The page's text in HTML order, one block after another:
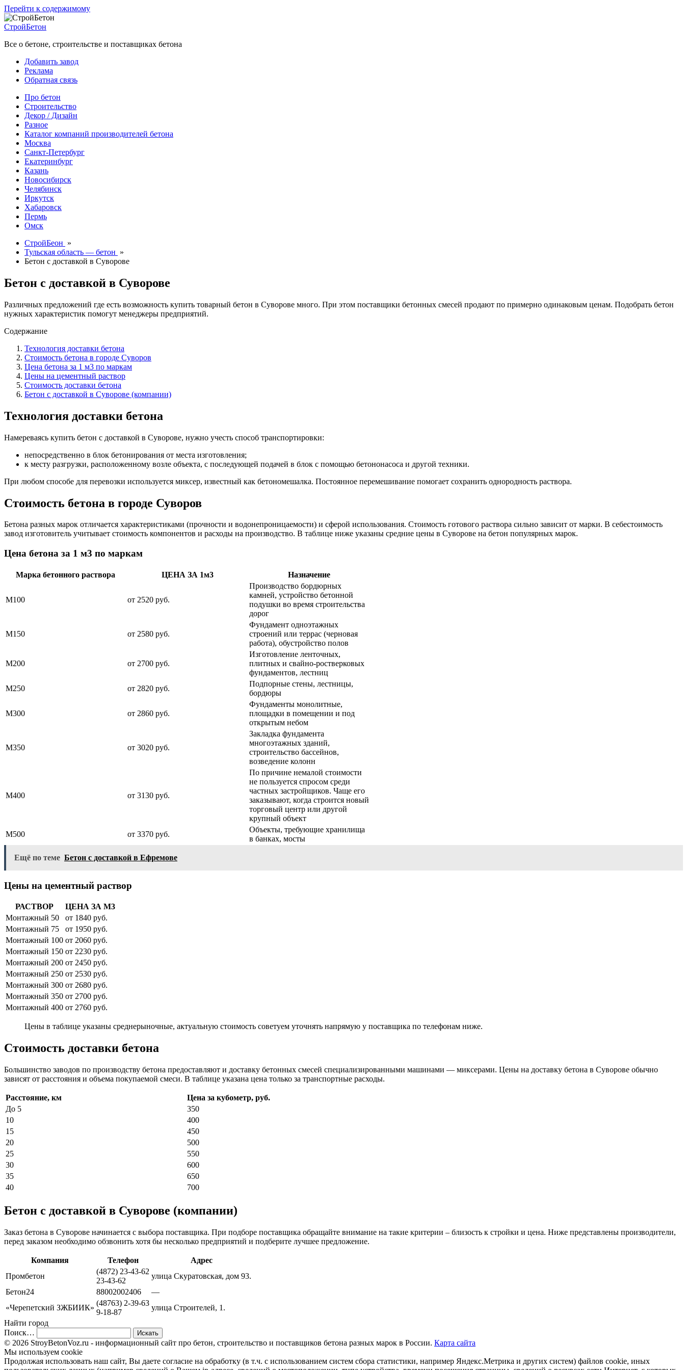
Перейти к содержимому
СтройБетон
Все о бетоне, строительстве и поставщиках бетона
Добавить завод
Реклама
Обратная связь
Про бетон
Строительство
Декор / Дизайн
Разное
Каталог компаний производителей бетона
Москва
Санкт-Петербург
Екатеринбург
Казань
Новосибирск
Челябинск
Иркутск
Хабаровск
Пермь
Омск
СтройБеон »
Тульская область — бетон »
Бетон с доставкой в Суворове
Бетон с доставкой в Суворове
Различных предложений где есть возможность купить товарный бетон в Суворове много. При этом поставщики бетонных смесей продают по примерно одинаковым ценам. Подобрать бетон
нужных характеристик помогут менеджеры предприятий.
Содержание
Технология доставки бетона
Стоимость бетона в городе Суворов
Цена бетона за 1 м3 по маркам
Цены на цементный раствор
Стоимость доставки бетона
Бетон с доставкой в Суворове (компании)
Технология доставки бетона
Намереваясь купить бетон с доставкой в Суворове, нужно учесть способ транспортировки:
непосредственно в блок бетонирования от места изготовления;
к месту разгрузки, расположенному возле объекта, с последующей подачей в блок с помощью бетононасоса и другой техники.
При любом способе для перевозки используется миксер, известный как бетономешалка. Постоянное перемешивание помогает сохранить однородность раствора.
Стоимость бетона в городе Суворов
Бетона разных марок отличается характеристиками (прочности и водонепроницаемости) и сферой использования. Стоимость готового раствора сильно зависит от марки. В себестоимость
завод изготовитель учитывает стоимость компонентов и расходы на производство. В таблице ниже указаны средние цены в Суворове на бетон популярных марок.
Цена бетона за 1 м3 по маркам
Марка бетонного раствора ЦЕНА ЗА 1м3 Назначение
М100 от 2520 руб.
Производство бордюрных
камней, устройство бетонной
подушки во время строительства
дорог
М150 от 2580 руб.
Фундамент одноэтажных
строений или террас (черновая
работа), обустройство полов
М200 от 2700 руб.
Изготовление ленточных,
плитных и свайно-ростверковых
фундаментов, лестниц
М250
от 2820 руб.
Подпорные стены, лестницы,
бордюры
М300 от 2860 руб.
Фундаменты монолитные,
площадки в помещении и под
открытым небом
М350 от 3020 руб.
Закладка фундамента
многоэтажных зданий,
строительство бассейнов,
возведение колонн
М400 от 3130 руб.
По причине немалой стоимости
не пользуется спросом среди
частных застройщиков. Чаще его
заказывают, когда строится новый
торговый центр или другой
крупный объект
М500
от 3370 руб.
Объекты, требующие хранилища
в банках, мосты
Ещё по теме Бетон с доставкой в Ефремове
Цены на цементный раствор
РАСТВОР
ЦЕНА ЗА М3
Монтажный 50
от 1840 руб.
Монтажный 75
от 1950 руб.
Монтажный 100 от 2060 руб.
Монтажный 150 от 2230 руб.
Монтажный 200 от 2450 руб.
Монтажный 250 от 2530 руб.
Монтажный 300 от 2680 руб.
Монтажный 350 от 2700 руб.
Монтажный 400 от 2760 руб.
Цены в таблице указаны среднерыночные, актуальную стоимость советуем уточнять напрямую у поставщика по телефонам ниже.
Стоимость доставки бетона
Большинство заводов по производству бетона предоставляют и доставку бетонных смесей специализированными машинами — миксерами. Цены на доставку бетона в Суворове обычно
зависят от расстояния и объема покупаемой смеси. В таблице указана цена только за транспортные расходы.
Расстояние, км
Цена за кубометр, руб.
До 5
350
10
400
15
450
20
500
25
550
30
600
35
650
40
700
Бетон с доставкой в Суворове (компании)
Заказ бетона в Суворове начинается с выбора поставщика. При подборе поставщика обращайте внимание на такие критерии – близость к стройки и цена. Ниже представлены производители,
перед заказом необходимо обзвонить хотя бы несколько предприятий и подберите лучшее предложение.
Компания Телефон
Адрес
Промбетон
(4872) 23-43-62
23-43-62
улица Скуратовская, дом 93.
Бетон24
88002002406
—
«Черепетский ЗЖБИИК»
(48763) 2-39-63
9-18-87
улица Строителей, 1.
Найти город
Поиск…
© 2026 StroyBetonVoz.ru - информационный сайт про бетон, строительство и поставщиков бетона разных марок в России. Карта сайта
Мы используем cookie
Продолжая использовать наш cайт, Вы даете согласие на обработку (в т.ч. с использованием систем сбора статистики, например Яндекс.Метрика и других систем) файлов cookie, иных